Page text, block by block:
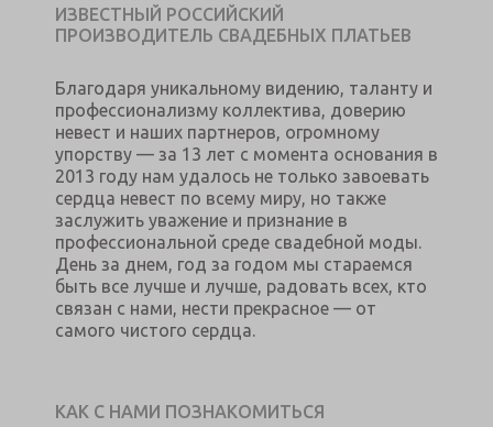
ИЗВЕСТНЫЙ РОССИЙСКИЙ
ПРОИЗВОДИТЕЛЬ СВАДЕБНЫХ ПЛАТЬЕВ
Благодаря уникальному видению, таланту и
профессионализму коллектива, доверию
невест и наших партнеров, огромному
упорству — за 13 лет с момента основания в
2013 году нам удалось не только завоевать
сердца невест по всему миру, но также
заслужить уважение и признание в
профессиональной среде свадебной моды.
День за днем, год за годом мы стараемся
быть все лучше и лучше, радовать всех, кто
связан с нами, нести прекрасное — от
самого чистого сердца.
КАК С НАМИ ПОЗНАКОМИТЬСЯ